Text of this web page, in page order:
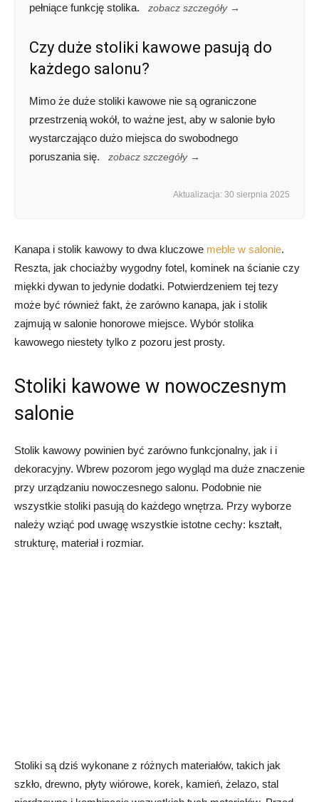
pełniące funkcję stolika.
zobacz szczegóły →
Czy duże stoliki kawowe pasują do
każdego salonu?
Mimo że duże stoliki kawowe nie są ograniczone
przestrzenią wokół, to ważne jest, aby w salonie było
wystarczająco dużo miejsca do swobodnego
poruszania się.
zobacz szczegóły →
Aktualizacja: 30 sierpnia 2025
Kanapa i stolik kawowy to dwa kluczowe meble w salonie.
Reszta, jak chociażby wygodny fotel, kominek na ścianie czy
miękki dywan to jedynie dodatki. Potwierdzeniem tej tezy
może być również fakt, że zarówno kanapa, jak i stolik
zajmują w salonie honorowe miejsce. Wybór stolika
kawowego niestety tylko z pozoru jest prosty.
Stoliki kawowe w nowoczesnym
salonie
Stolik kawowy powinien być zarówno funkcjonalny, jak i i
dekoracyjny. Wbrew pozorom jego wygląd ma duże znaczenie
przy urządzaniu nowoczesnego salonu. Podobnie nie
wszystkie stoliki pasują do każdego wnętrza. Przy wyborze
należy wziąć pod uwagę wszystkie istotne cechy: kształt,
strukturę, materiał i rozmiar.
Stoliki są dziś wykonane z różnych materiałów, takich jak
szkło, drewno, płyty wiórowe, korek, kamień, żelazo, stal